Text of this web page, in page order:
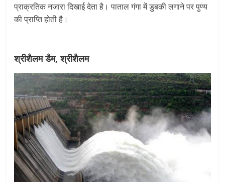
प्राक्रतिक नजारा दिखाई देता है। पाताल गंगा में डुबकी लगाने पर पुण्य
की प्राप्ति होती है।
श्रीशैलम डैम, श्रीशैलम